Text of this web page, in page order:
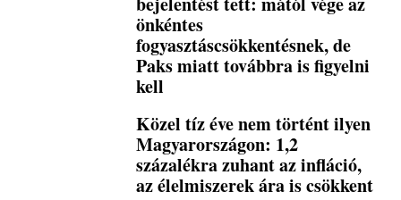
önkéntes
fogyasztáscsökkentésnek, de
Paks miatt továbbra is figyelni
kell
Közel tíz éve nem történt ilyen
Magyarországon: 1,2
százalékra zuhant az infláció,
az élelmiszerek ára is csökkent